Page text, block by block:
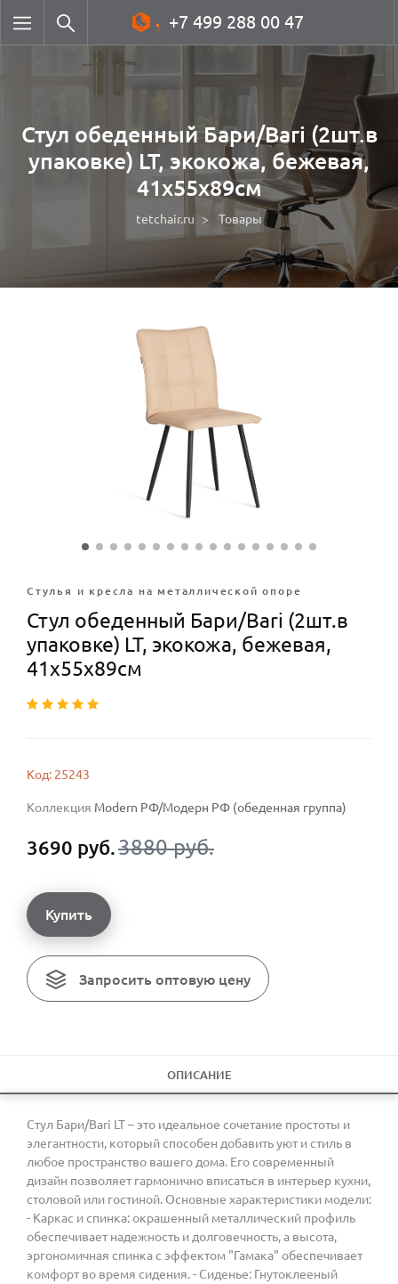
+7 499 288 00 47
Стул обеденный Бари/Bari (2шт.в
упаковке) LT, экокожа, бежевая,
41х55х89см
tetchair.ru Товары
Стулья и кресла на металлической опоре
Стул обеденный Бари/Bari (2шт.в
упаковке) LT, экокожа, бежевая,
41х55х89см
Код: 25243
Коллекция Modern РФ/Модерн РФ (обеденная группа)
3690 руб.3880 руб.
Купить
Запросить оптовую цену
ОПИСАНИЕ
Стул Бари/Bari LT – это идеальное сочетание простоты и
элегантности, который способен добавить уют и стиль в
любое пространство вашего дома. Его современный
дизайн позволяет гармонично вписаться в интерьер кухни,
столовой или гостиной. Основные характеристики модели:
- Каркас и спинка: окрашенный металлический профиль
обеспечивает надежность и долговечность, а высота,
эргономичная спинка с эффектом "Гамака" обеспечивает
комфорт во время сидения. - Сиденье: Гнутоклееный